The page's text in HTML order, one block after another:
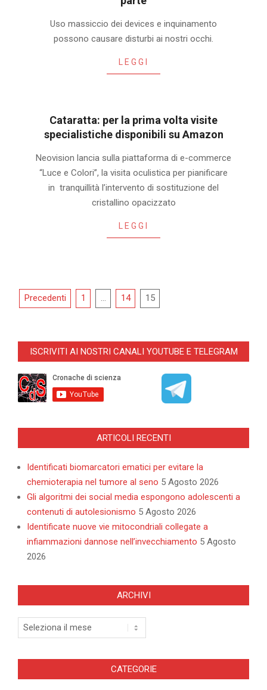
Uso massiccio dei devices e inquinamento
possono causare disturbi ai nostri occhi.
LEGGI
Cataratta: per la prima volta visite
specialistiche disponibili su Amazon
07-
01
Neovision lancia sulla piattaforma di e-commerce
“Luce e Colori”, la visita oculistica per pianificare
in tranquillità l’intervento di sostituzione del
cristallino opacizzato
LEGGI
Navigazione
Precedenti 1 … 14 15
ISCRIVITI AI NOSTRI CANALI YOUTUBE E TELEGRAM
ARTICOLI RECENTI
Identificati biomarcatori ematici per evitare la
chemioterapia nel tumore al seno 5 Agosto 2026
Gli algoritmi dei social media espongono adolescenti a
contenuti di autolesionismo 5 Agosto 2026
Identificate nuove vie mitocondriali collegate a
infiammazioni dannose nell’invecchiamento 5 Agosto
2026
ARCHIVI
Archivi
CATEGORIE